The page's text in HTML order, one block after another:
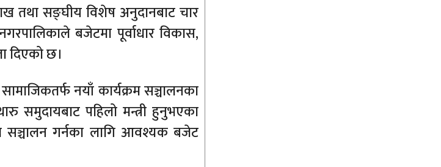
तथा सङ्घीय विशेष अनुदानबाट चार
बजेटमा पूर्वाधार विकास,
दिएको छ।
नयाँ कार्यक्रम सञ्चालनका
समुदायबाट पहिलो मन्त्री हुनुभएका
सञ्चालन गर्नका लागि आवश्यक बजेट